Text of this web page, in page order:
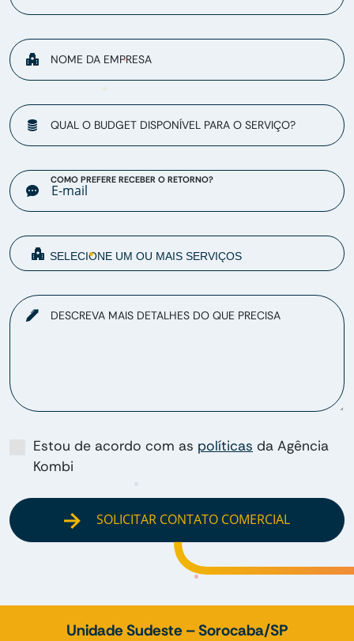
NOME DA EMPRESA
QUAL O BUDGET DISPONÍVEL PARA O SERVIÇO?
COMO PREFERE RECEBER O RETORNO?
DESCREVA MAIS DETALHES DO QUE PRECISA
Estou de acordo com as políticas da Agência
Kombi
SOLICITAR CONTATO COMERCIAL
Unidade Sudeste – Sorocaba/SP